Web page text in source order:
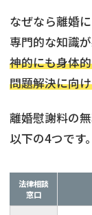
なぜなら離婚
専門的な知識
神的にも身体
問題解決に向
離婚慰謝料の
以下の4つです。
法律相談
窓口